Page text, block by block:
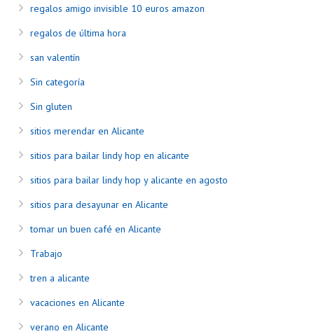
regalos amigo invisible 10 euros amazon
regalos de última hora
san valentín
Sin categoría
Sin gluten
sitios merendar en Alicante
sitios para bailar lindy hop en alicante
sitios para bailar lindy hop y alicante en agosto
sitios para desayunar en Alicante
tomar un buen café en Alicante
Trabajo
tren a alicante
vacaciones en Alicante
verano en Alicante